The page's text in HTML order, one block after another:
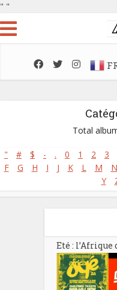
" "
Total
" # $ - . 0 1 2 3
F
G H I J K L M N
Y
Eté :